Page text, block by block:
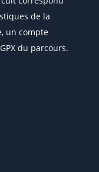
de la
un compte
du parcours.